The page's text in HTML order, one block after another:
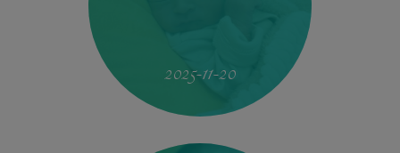
2025-11-20